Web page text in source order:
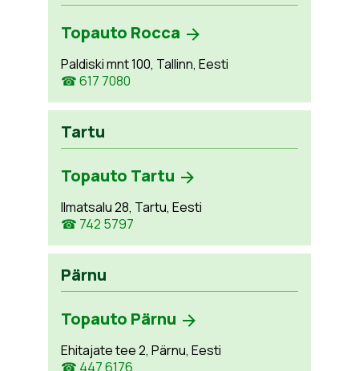
Topauto Rocca
Paldiski mnt 100, Tallinn, Eesti
☎ 617 7080
Tartu
Topauto Tartu
Ilmatsalu 28, Tartu, Eesti
☎ 742 5797
Pärnu
Topauto Pärnu
Ehitajate tee 2, Pärnu, Eesti
☎ 447 6176